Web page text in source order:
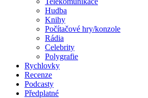
Hudba
Knihy
Počítačové hry/konzole
Rádia
Celebrity
Polygrafie
Rychlovky
Recenze
Podcasty
Předplatné